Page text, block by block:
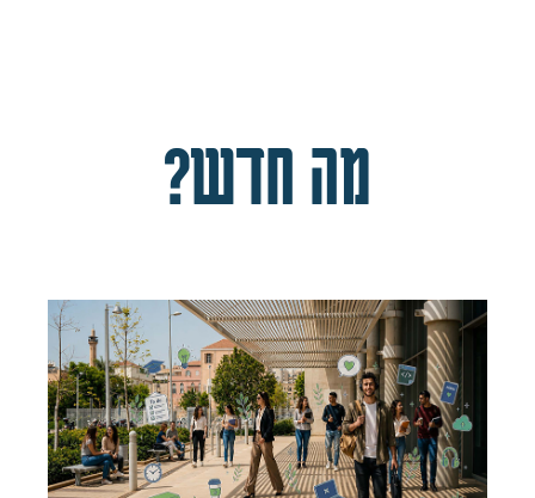
מה חדש?